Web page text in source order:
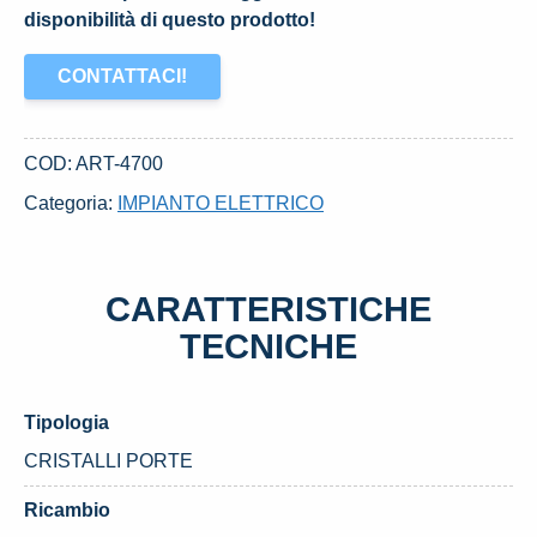
disponibilità di questo prodotto!
CONTATTACI!
COD: ART-4700
Categoria:
IMPIANTO ELETTRICO
CARATTERISTICHE
TECNICHE
Tipologia
CRISTALLI PORTE
Ricambio